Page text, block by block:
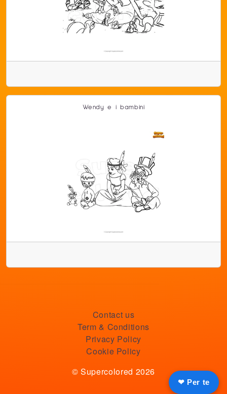
❤ Per te
Wendy e i bambini
Contact us
Term & Conditions
Privacy Policy
Cookie Policy
© Supercolored 2026